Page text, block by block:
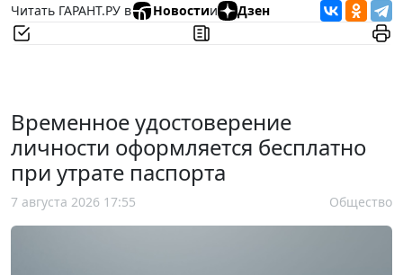
Читать ГАРАНТ.РУ в
Новостии Дзен
Временное удостоверение
личности оформляется бесплатно
при утрате паспорта
7 августа 2026 17:55 Общество